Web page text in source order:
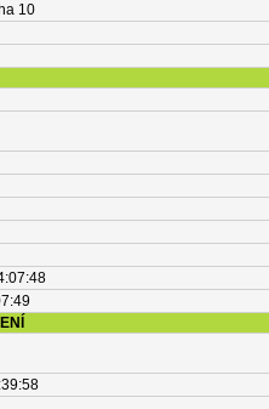
10